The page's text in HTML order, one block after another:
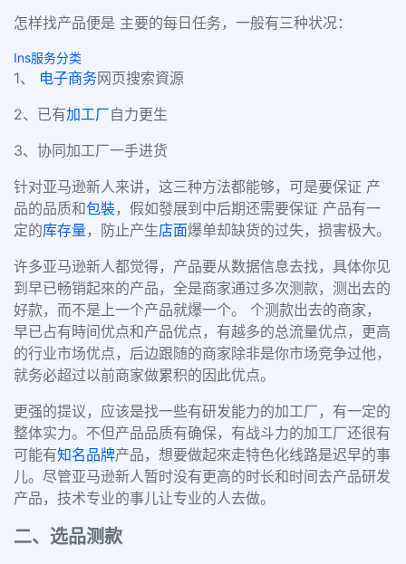
怎样找产品便是 主要的每日任务，一般有三种状况：
Ins服务分类
1、 电子商务网页搜索資源
2、已有加工厂自力更生
3、协同加工厂一手进货
针对亚马逊新人来讲，这三种方法都能够，可是要保证 产
品的品质和包裝，假如發展到中后期还需要保证 产品有一
定的库存量，防止产生店面爆单却缺货的过失，损害极大。
许多亚马逊新人都觉得，产品要从数据信息去找，具体你见
到早已畅销起來的产品，全是商家通过多次测款，测出去的
好款，而不是上一个产品就爆一个。 个测款出去的商家，
早已占有時间优点和产品优点，有越多的总流量优点，更高
的行业市场优点，后边跟随的商家除非是你市场竞争过他，
就务必超过以前商家做累积的因此优点。
更强的提议，应该是找一些有研发能力的加工厂，有一定的
整体实力。不但产品品质有确保，有战斗力的加工厂还很有
可能有知名品牌产品，想要做起來走特色化线路是迟早的事
儿。尽管亚马逊新人暂时没有更高的时长和时间去产品研发
产品，技术专业的事儿让专业的人去做。
二、选品测款